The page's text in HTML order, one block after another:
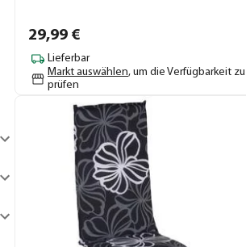
29,99 €
Lieferbar
Markt auswählen, um die Verfügbarkeit zu
prüfen